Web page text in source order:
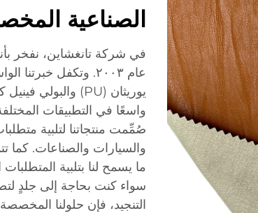
الصناعية
في شركة تانغشاين، نفخر
عام ٢٠٠٣. وتكفل
صُمِّمت منتجاتنا لتلبية
والسيارات والصناعات. كما
ما يسمح لنا بتلبية
سواء كنت بحاجة إلى جلدٍ
التنجيد، فإن حلولنا